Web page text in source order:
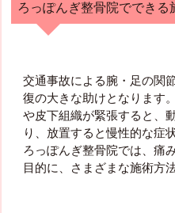
ろっぽんぎ整骨院でできる
交通事故による腕・足の関
復の大きな助けとなります
や皮下組織が緊張すると、
り、放置すると慢性的な症
ろっぽんぎ整骨院では、痛
目的に、さまざまな施術方